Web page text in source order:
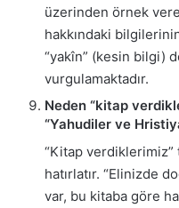
üzerinden örnek
hakkındaki
“yakîn” (kesin bilgi)
vurgulamaktadır.
Neden “kitap
“Yahudiler ve
“Kitap
hatırlatır. “Elinizde
var, bu kitaba göre